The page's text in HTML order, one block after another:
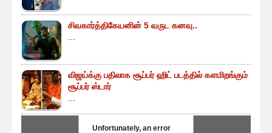
சிவகார்த்திகேயனின் 5 வருட கனவு..
விஜய்க்கு பதிலாக சூப்பர் ஹிட் படத்தில் களமிறங்கும்
சூப்பர் ஸ்டார்
Unfortunately, an error